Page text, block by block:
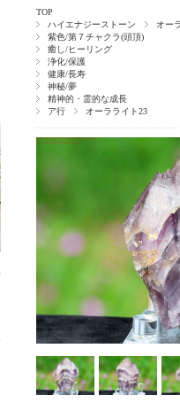
TOP
ハイエナジーストーン
オー
紫色/第７チャクラ(頭頂)
癒し/ヒーリング
浄化/保護
健康/長寿
神秘/夢
精神的・霊的な成長
ア行
オーラライト23